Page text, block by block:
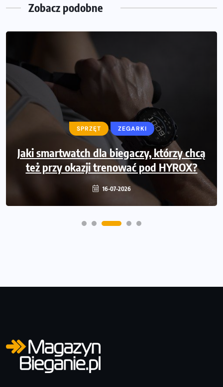
Zobacz podobne
SPRZĘT ZEGARKI
Jaki smartwatch dla biegaczy, którzy chcą
też przy okazji trenować pod HYROX?
16-07-2026
SPRZĘT
Jak zaplanować domowe cardio bez
przepełniania mieszkania sprzętem
16-07-2026